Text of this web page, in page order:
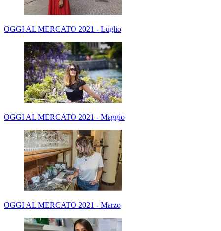
OGGI AL MERCATO 2021 - Luglio
OGGI AL MERCATO 2021 - Maggio
OGGI AL MERCATO 2021 - Marzo